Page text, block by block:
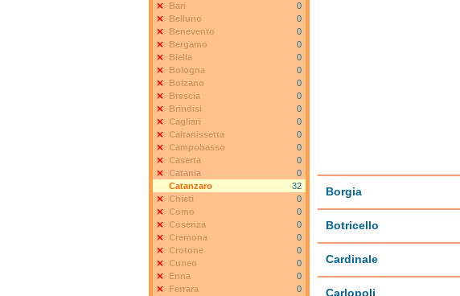
Borgia
Botricello
Cardinale
Carlopoli
Bari
0
Belluno
0
Benevento
0
Bergamo
0
Biella
0
Bologna
0
Bolzano
0
Brescia
0
Brindisi
0
Cagliari
0
Caltanissetta
0
Campobasso
0
Caserta
0
Catania
0
Catanzaro
32
Chieti
0
Como
0
Cosenza
0
Cremona
0
Crotone
0
Cuneo
0
Enna
0
Ferrara
0